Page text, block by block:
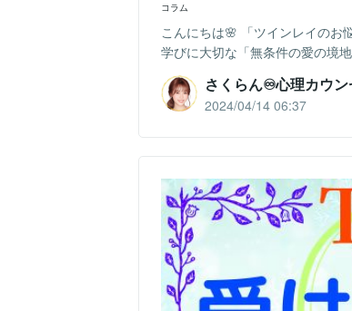
コラム
こんにちは🌸 「ツインレイの
学びに大切な「無条件の愛の境
さくらん♾️心理カウ
2024/04/14 06:37